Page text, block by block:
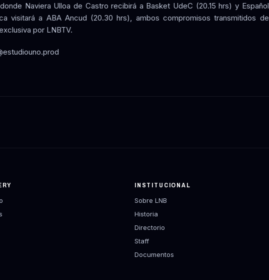
Naviera Ulloa de Castro recibirá a Basket UdeC (20.15 hrs) y Español
visitará a ABA Ancud (20.30 hrs), ambos compromisos transmitidos de
por LNBTV.
INSTITUCIONAL
Sobre LNB
Historia
Directorio
Staff
Documentos